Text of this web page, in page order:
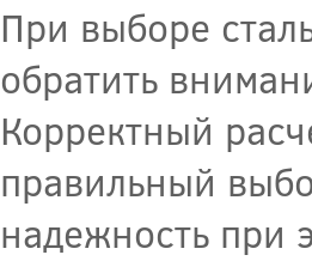
При выборе
обратить
Корректный
правильный
надежность при